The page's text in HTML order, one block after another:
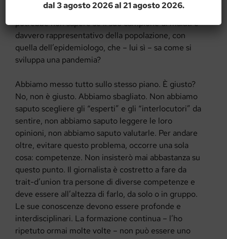
clinico, che sa cosa accade nel suo reparto ma
potrebbe non sapere se il suo campione di malati è
davvero rappresentativo della popolazione, con
quella dell’epidemiologo, che – lui sì – sa come si
sviluppa una pandemia?
Abbiamo messo tutto sullo stesso piano. È giusto?
No, non è giusto. Abbiamo sbagliato. Non abbiamo
saputo scegliere gli “esperti” e gli “interlocutori” da
sentire, non abbiamo saputo leggere le loro
opinioni, non abbiamo saputo valutarle. Per andare
oltre, evitare questo problema, occorre una sola
cosa: competenze. Non insisterò mai abbastanza su
questo punto. Il giornalista è costretto a fare da
trait-d’union tra persone di diverse competenze e
deve essere all’altezza di farlo, da solo o in gruppo.
Le sue conoscenze devono essere profonde e
interdisciplinari. La formazione continua – l’ho
ripetuto ormai molte volte – non può essere uno
dal 3 agosto 2026 al 21 agosto 2026.